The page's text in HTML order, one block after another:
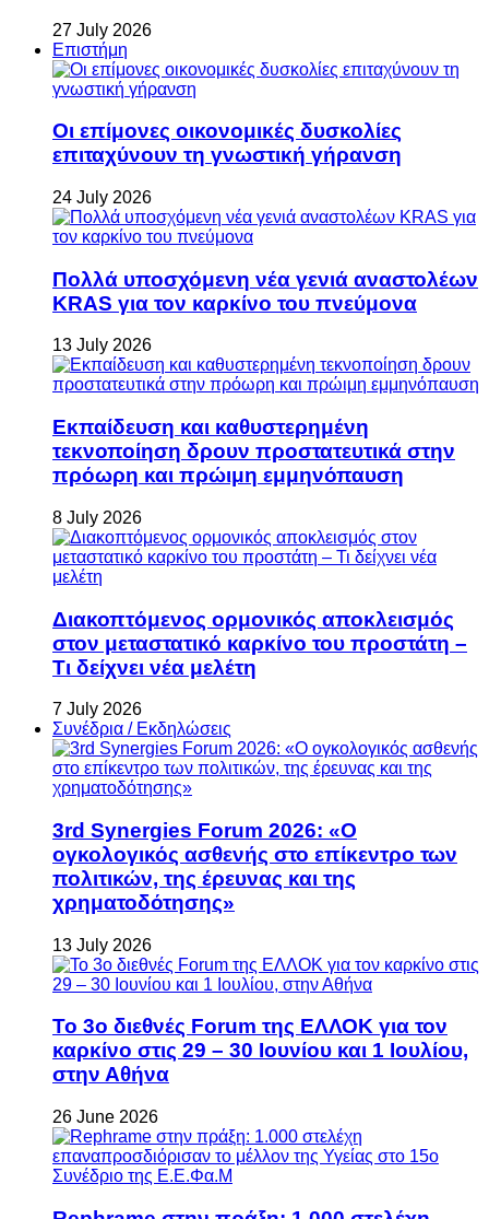
27 July 2026
Επιστήμη
Οι επίμονες οικονομικές δυσκολίες
επιταχύνουν τη γνωστική γήρανση
24 July 2026
Πολλά υποσχόμενη νέα γενιά αναστολέων
KRAS για τον καρκίνο του πνεύμονα
13 July 2026
Εκπαίδευση και καθυστερημένη
τεκνοποίηση δρουν προστατευτικά στην
πρόωρη και πρώιμη εμμηνόπαυση
8 July 2026
Διακοπτόμενος ορμονικός αποκλεισμός
στον μεταστατικό καρκίνο του προστάτη –
Τι δείχνει νέα μελέτη
7 July 2026
Συνέδρια / Εκδηλώσεις
3rd Synergies Forum 2026: «Ο
ογκολογικός ασθενής στο επίκεντρο των
πολιτικών, της έρευνας και της
χρηματοδότησης»
13 July 2026
Το 3ο διεθνές Forum της ΕΛΛΟΚ για τον
καρκίνο στις 29 – 30 Ιουνίου και 1 Ιουλίου,
στην Αθήνα
26 June 2026